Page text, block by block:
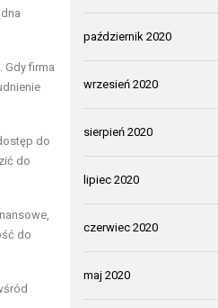
. Gdy firma
do
do
do
październik 2020
wrzesień 2020
sierpień 2020
lipiec 2020
czerwiec 2020
maj 2020